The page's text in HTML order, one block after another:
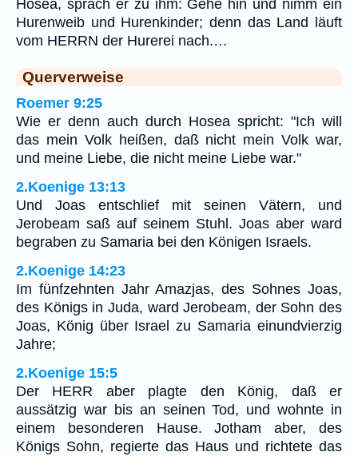
Hosea, sprach er zu ihm: Gehe hin und nimm ein
Hurenweib und Hurenkinder; denn das Land läuft
vom HERRN der Hurerei nach.…
Querverweise
Roemer 9:25
Wie er denn auch durch Hosea spricht: "Ich will
das mein Volk heißen, daß nicht mein Volk war,
und meine Liebe, die nicht meine Liebe war."
2.Koenige 13:13
Und Joas entschlief mit seinen Vätern, und
Jerobeam saß auf seinem Stuhl. Joas aber ward
begraben zu Samaria bei den Königen Israels.
2.Koenige 14:23
Im fünfzehnten Jahr Amazjas, des Sohnes Joas,
des Königs in Juda, ward Jerobeam, der Sohn des
Joas, König über Israel zu Samaria einundvierzig
Jahre;
2.Koenige 15:5
Der HERR aber plagte den König, daß er
aussätzig war bis an seinen Tod, und wohnte in
einem besonderen Hause. Jotham aber, des
Königs Sohn, regierte das Haus und richtete das